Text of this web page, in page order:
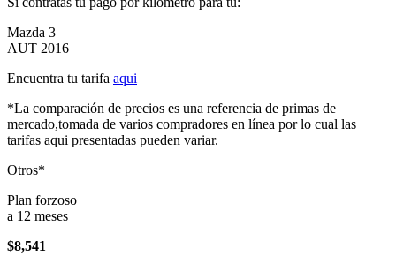
Mazda 3
AUT 2016
Encuentra tu tarifa aqui
*La comparación de precios es una referencia de primas de
mercado,tomada de varios compradores en línea por lo cual las
tarifas aqui presentadas pueden variar.
Otros*
Plan forzoso
a 12 meses
$8,541